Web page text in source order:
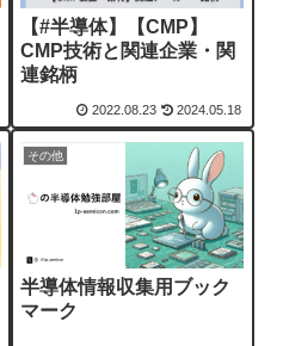
【#半導体】【CMP】
CMP技術と関連企業・関
連銘柄
2022.08.23 2024.05.18
その他
半導体情報収集用ブック
マーク